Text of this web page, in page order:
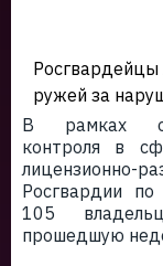
Росгвардейцы
ружей за
В рамках
контроля в
лицензионно-
Росгвардии по
105
прошедшую